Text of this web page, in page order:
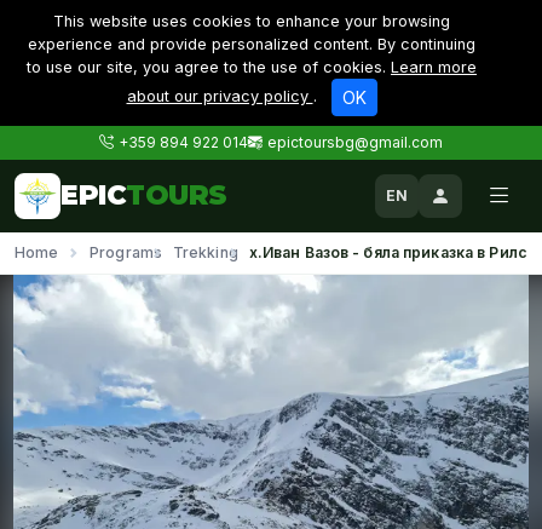
This website uses cookies to enhance your browsing
experience and provide personalized content. By continuing
to use our site, you agree to the use of cookies. Learn more
about our privacy policy . OK
+359 894 922 014 epictoursbg@gmail.com
EPICTOURS EN
Home Programs Trekking х.Иван Вазов - бяла приказка в